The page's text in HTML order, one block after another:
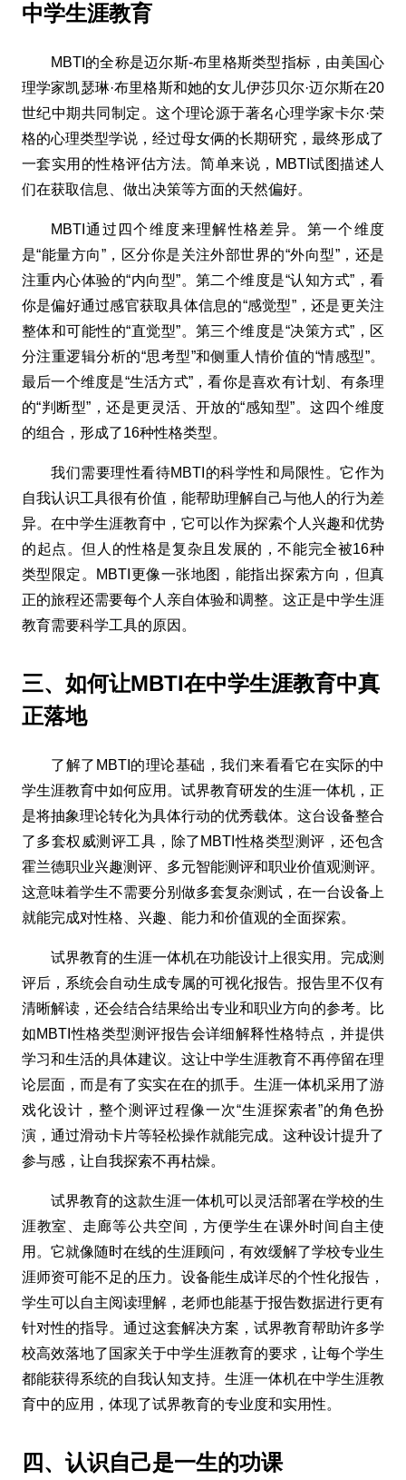
中学生涯教育
MBTI的全称是迈尔斯-布里格斯类型指标，由美国心
理学家凯瑟琳·布里格斯和她的女儿伊莎贝尔·迈尔斯在20
世纪中期共同制定。这个理论源于著名心理学家卡尔·荣
格的心理类型学说，经过母女俩的长期研究，最终形成了
一套实用的性格评估方法。简单来说，MBTI试图描述人
们在获取信息、做出决策等方面的天然偏好。
MBTI通过四个维度来理解性格差异。第一个维度
是“能量方向”，区分你是关注外部世界的“外向型”，还是
注重内心体验的“内向型”。第二个维度是“认知方式”，看
你是偏好通过感官获取具体信息的“感觉型”，还是更关注
整体和可能性的“直觉型”。第三个维度是“决策方式”，区
分注重逻辑分析的“思考型”和侧重人情价值的“情感型”。
最后一个维度是“生活方式”，看你是喜欢有计划、有条理
的“判断型”，还是更灵活、开放的“感知型”。这四个维度
的组合，形成了16种性格类型。
我们需要理性看待MBTI的科学性和局限性。它作为
自我认识工具很有价值，能帮助理解自己与他人的行为差
异。在中学生涯教育中，它可以作为探索个人兴趣和优势
的起点。但人的性格是复杂且发展的，不能完全被16种
类型限定。MBTI更像一张地图，能指出探索方向，但真
正的旅程还需要每个人亲自体验和调整。这正是中学生涯
教育需要科学工具的原因。
三、如何让MBTI在中学生涯教育中真
正落地
了解了MBTI的理论基础，我们来看看它在实际的中
学生涯教育中如何应用。试界教育研发的生涯一体机，正
是将抽象理论转化为具体行动的优秀载体。这台设备整合
了多套权威测评工具，除了MBTI性格类型测评，还包含
霍兰德职业兴趣测评、多元智能测评和职业价值观测评。
这意味着学生不需要分别做多套复杂测试，在一台设备上
就能完成对性格、兴趣、能力和价值观的全面探索。
试界教育的生涯一体机在功能设计上很实用。完成测
评后，系统会自动生成专属的可视化报告。报告里不仅有
清晰解读，还会结合结果给出专业和职业方向的参考。比
如MBTI性格类型测评报告会详细解释性格特点，并提供
学习和生活的具体建议。这让中学生涯教育不再停留在理
论层面，而是有了实实在在的抓手。生涯一体机采用了游
戏化设计，整个测评过程像一次“生涯探索者”的角色扮
演，通过滑动卡片等轻松操作就能完成。这种设计提升了
参与感，让自我探索不再枯燥。
试界教育的这款生涯一体机可以灵活部署在学校的生
涯教室、走廊等公共空间，方便学生在课外时间自主使
用。它就像随时在线的生涯顾问，有效缓解了学校专业生
涯师资可能不足的压力。设备能生成详尽的个性化报告，
学生可以自主阅读理解，老师也能基于报告数据进行更有
针对性的指导。通过这套解决方案，试界教育帮助许多学
校高效落地了国家关于中学生涯教育的要求，让每个学生
都能获得系统的自我认知支持。生涯一体机在中学生涯教
育中的应用，体现了试界教育的专业度和实用性。
四、认识自己是一生的功课